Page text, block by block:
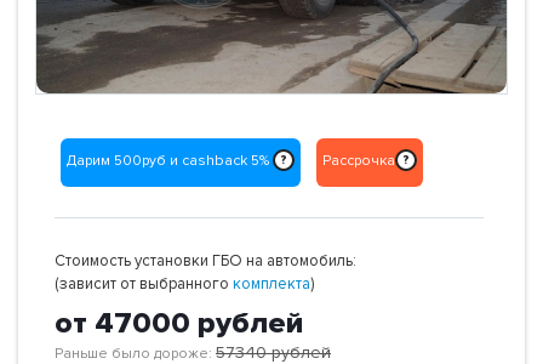
Дарим 500руб и cashback 5% ? Рассрочка ?
Стоимость установки ГБО на автомобиль:
(зависит от выбранного комплекта)
от 47000 рублей
Раньше было дороже: 57340рублей